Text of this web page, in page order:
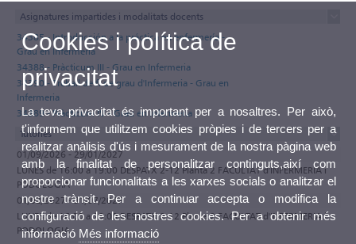
Asignatures impartides i modalitats docents
34385 - Introducción a la práctica en enfermería -
Grau en Infermeria
34388 - Pràcticum III - Grau en Infermeria
34390 - Treball de fi de grau d'Infermeria - Grau en
Infermeria
34389 - Pràcticum IV - Grau en Infermeria
Tutories
01/09/2026 - 29/01/2027
LUNES de 16:00 a 19:00 DESPATX 2-12 Planta 2 FACULTAT d'INFERMERIA i
PODOLOGIA
01/02/2027 - 31/07/2027
LUNES de 16:00 a 19:00 DESPATX 2-12 Planta 2 FACULTAT d'INFERMERIA i
PODOLOGIA
Cookies i política de
privacitat
La teva privacitat és important per a nosaltres. Per això,
t'informem que utilitzem cookies pròpies i de tercers per a
realitzar anàlisis d'ús i mesurament de la nostra pàgina web
amb la finalitat de personalitzar continguts,així com
proporcionar funcionalitats a les xarxes socials o analitzar el
nostre trànsit. Per a continuar accepta o modifica la
configuració de les nostres cookies. Per a obtenir més
informació Més informació